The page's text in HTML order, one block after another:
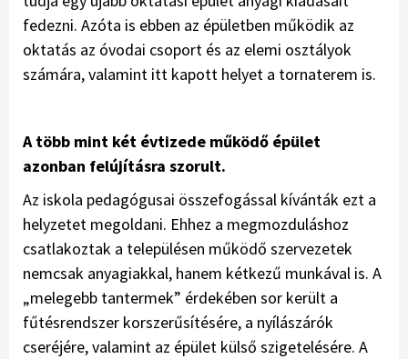
fedezni. Azóta is ebben az épületben működik az
oktatás az óvodai csoport és az elemi osztályok
számára, valamint itt kapott helyet a tornaterem is.
A több mint két évtizede működő épület
azonban felújításra szorult.
Az iskola pedagógusai összefogással kívánták ezt a
helyzetet megoldani. Ehhez a megmozduláshoz
csatlakoztak a településen működő szervezetek
nemcsak anyagiakkal, hanem kétkezű munkával is. A
„melegebb tantermek” érdekében sor került a
fűtésrendszer korszerűsítésére, a nyílászárók
cseréjére, valamint az épület külső szigetelésére. A